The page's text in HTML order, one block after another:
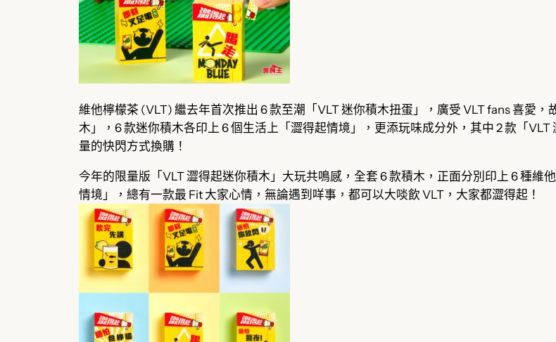
維他檸檬茶 (VLT) 繼去年首次推出 6 款至潮「VLT 迷你積木扭蛋」，廣受 VLT fans 喜愛
木」，6 款迷你積木各印上 6 個生活上「澀得起情境」，更添玩味成分外，其中 2 款「
量的快閃方式換購！
今年的限量版「VLT 澀得起迷你積木」大玩共鳴感，全套 6 款積木，正面分別印上 6 種維
情境」，總有一款最 Fit 大家心情，無論遇到咩事，都可以大啖飲 VLT，大家都澀得起！